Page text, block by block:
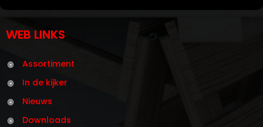
WEB LINKS
Assortiment
In de kijker
Nieuws
Downloads